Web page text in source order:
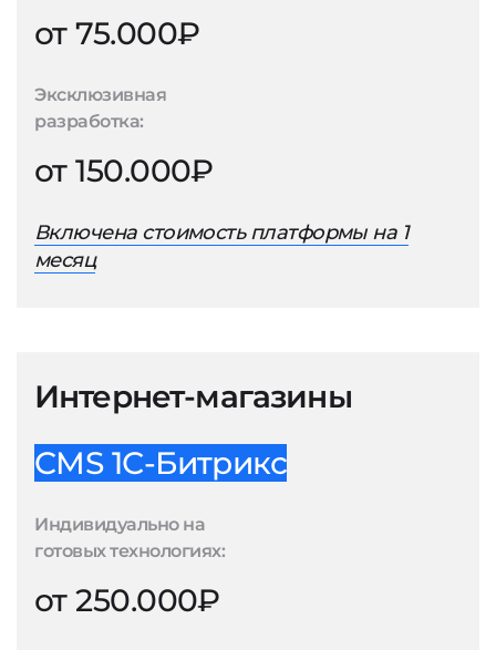
от 75.000₽
Эксклюзивная
разработка:
от 150.000₽
Включена стоимость платформы на 1
месяц
Интернет-магазины
CMS 1С-Битрикс
Индивидуально на
готовых технологиях:
от 250.000₽